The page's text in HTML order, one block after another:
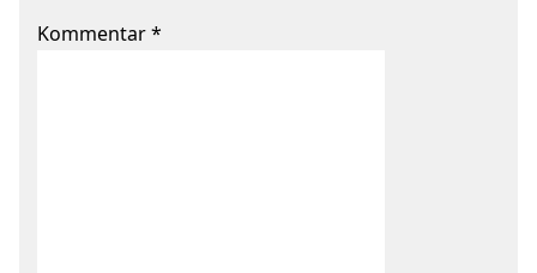
Kommentar*